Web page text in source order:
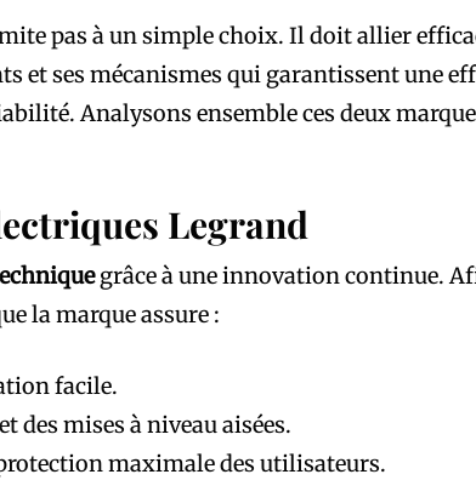
pas à un simple choix. Il doit allier
et ses mécanismes qui garantissent une
Analysons ensemble ces deux
Legrand
grâce à une innovation continue.
la marque assure :
facile.
mises à niveau aisées.
maximale des utilisateurs.